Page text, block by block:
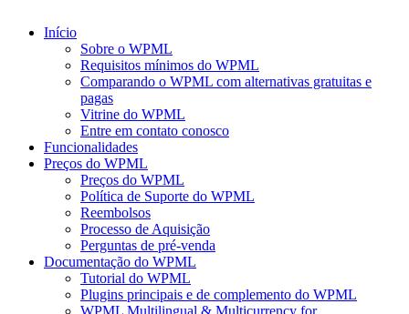
Início
Sobre o WPML
Requisitos mínimos do WPML
Comparando o WPML com alternativas gratuitas e
pagas
Vitrine do WPML
Entre em contato conosco
Funcionalidades
Preços do WPML
Preços do WPML
Política de Suporte do WPML
Reembolsos
Processo de Aquisição
Perguntas de pré-venda
Documentação do WPML
Tutorial do WPML
Plugins principais e de complemento do WPML
WPML Multilingual & Multicurrency for